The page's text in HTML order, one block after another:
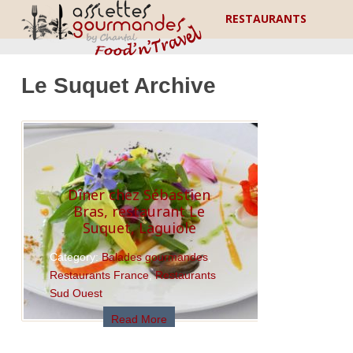
RESTAURANTS
Le Suquet Archive
Dîner chez Sébastien
Bras, restaurant Le
Suquet, Laguiole
Category:Balades gourmandes,
Restaurants France,Restaurants
Sud Ouest
Read More